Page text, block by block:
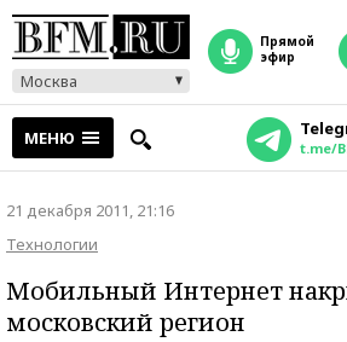
Москва
прямой
эфир
МЕНЮ t.me/
21 декабря 2011, 21:16
Технологии
Мобильный Интернет
московский регион